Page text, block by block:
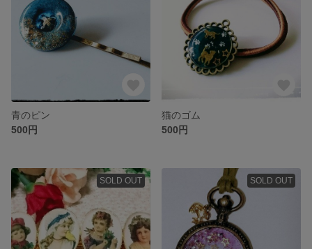
青のピン
500円
猫のゴム
500円
SOLD OUT SOLD OUT